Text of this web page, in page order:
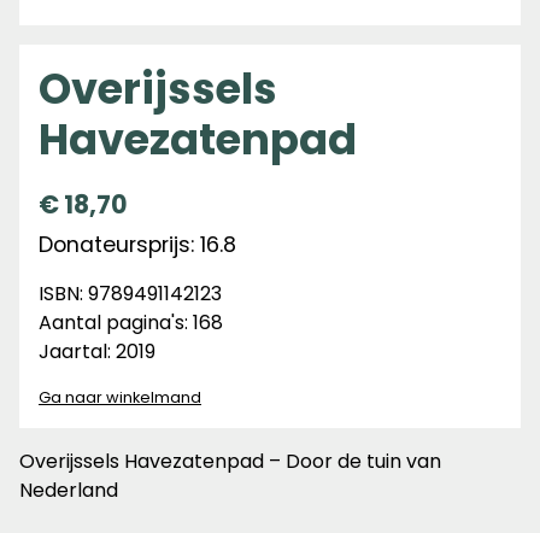
Overijssels
Havezatenpad
€18,70
Donateursprijs: 16.8
ISBN: 9789491142123
Aantal pagina's: 168
Jaartal: 2019
Ga naar winkelmand
Overijssels Havezatenpad – Door de tuin van
Nederland